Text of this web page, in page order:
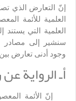
إنّ التعارض الذي
العلمية للأئمة
العلمية التي يستند
سنشير إلى مصادر
وجود أدنى تعارض بين
أـ الرواية
إنّ الأئمة